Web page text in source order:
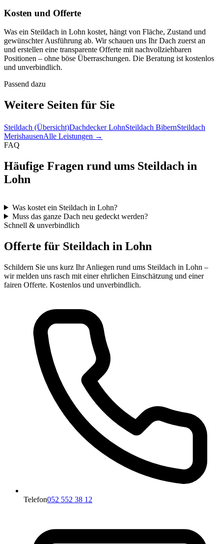
Kosten und Offerte
Was ein Steildach in Lohn kostet, hängt von Fläche, Zustand und
gewünschter Ausführung ab. Wir schauen uns Ihr Dach zuerst an
und erstellen eine transparente Offerte mit nachvollziehbaren
Positionen – ohne böse Überraschungen. Die Beratung ist kostenlos
und unverbindlich.
Passend dazu
Weitere Seiten für Sie
Steildach (Übersicht)Dachdecker LohnSteildach BibernSteildach
MerishausenAlle Leistungen →
FAQ
Häufige Fragen rund ums Steildach in
Lohn
Was kostet ein Steildach in Lohn?
Muss das ganze Dach neu gedeckt werden?
Schnell & unverbindlich
Offerte für Steildach in Lohn
Schildern Sie uns kurz Ihr Anliegen rund ums Steildach in Lohn –
wir melden uns rasch mit einer ehrlichen Einschätzung und einer
fairen Offerte. Kostenlos und unverbindlich.
Telefon052 552 38 12